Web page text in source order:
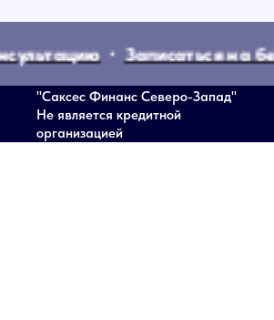
Записаться на
"Саксес Финанс Северо-Запад"
Не является кредитной
организацией